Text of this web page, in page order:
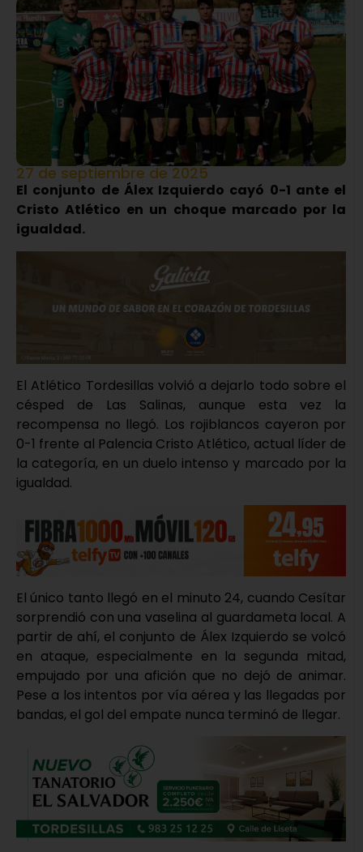
27 de septiembre de 2025
El conjunto de Álex Izquierdo cayó 0-1 ante el
Cristo Atlético en un choque marcado por la
igualdad.
El Atlético Tordesillas volvió a dejarlo todo sobre el
césped de Las Salinas, aunque esta vez la
recompensa no llegó. Los rojiblancos cayeron por
0-1 frente al Palencia Cristo Atlético, actual líder de
la categoría, en un duelo intenso y marcado por la
igualdad.
El único tanto llegó en el minuto 24, cuando Cesítar
sorprendió con una vaselina al guardameta local. A
partir de ahí, el conjunto de Álex Izquierdo se volcó
en ataque, especialmente en la segunda mitad,
empujado por una afición que no dejó de animar.
Pese a los intentos por vía aérea y las llegadas por
bandas, el gol del empate nunca terminó de llegar.